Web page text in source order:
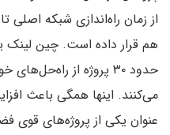
هم قرار داده است. چین لینک
حدود ۳۰ پروژه از
می‌کنند. اینها همگی باعث
عنوان یکی از پروژه‌های